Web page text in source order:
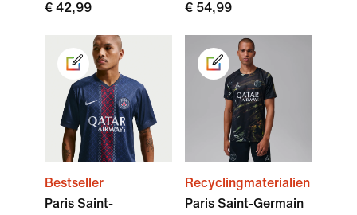
€ 42,99
€ 54,99
Bestseller
Paris Saint-
Recyclingmaterialien
Paris Saint-Germain